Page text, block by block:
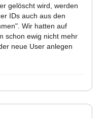
gelöscht wird, werden
IDs auch aus den
Wir hatten auf
schon ewig nicht mehr
neue User anlegen